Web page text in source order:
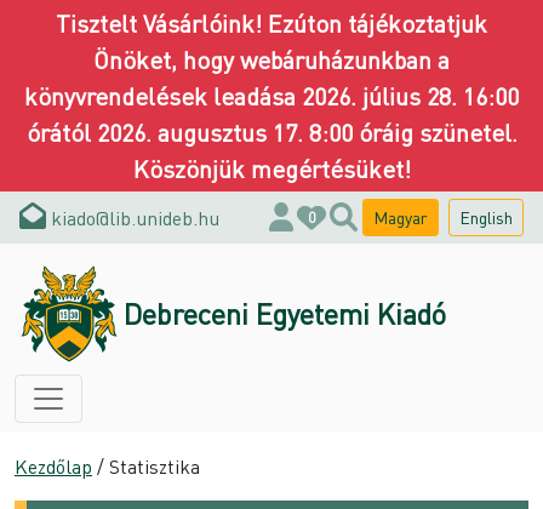
Tisztelt Vásárlóink! Ezúton tájékoztatjuk
Önöket, hogy webáruházunkban a
könyvrendelések leadása 2026. július 28. 16:00
órától 2026. augusztus 17. 8:00 óráig szünetel.
Köszönjük megértésüket!
kiado@lib.unideb.hu 0 Magyar English
Debreceni Egyetemi Kiadó
Kezdőlap / Statisztika